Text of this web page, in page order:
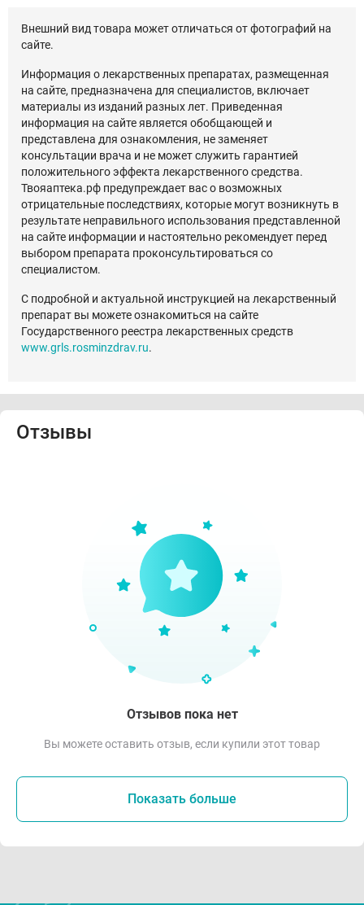
Внешний вид товара может отличаться от фотографий на
сайте.
Информация о лекарственных препаратах, размещенная
на сайте, предназначена для специалистов, включает
материалы из изданий разных лет. Приведенная
информация на сайте является обобщающей и
представлена для ознакомления, не заменяет
консультации врача и не может служить гарантией
положительного эффекта лекарственного средства.
Твояаптека.рф предупреждает вас о возможных
отрицательные последствиях, которые могут возникнуть в
результате неправильного использования представленной
на сайте информации и настоятельно рекомендует перед
выбором препарата проконсультироваться со
специалистом.
С подробной и актуальной инструкцией на лекарственный
препарат вы можете ознакомиться на сайте
Государственного реестра лекарственных средств
www.grls.rosminzdrav.ru.
Отзывы
Отзывов пока нет
Вы можете оставить отзыв, если купили этот товар
Показать больше